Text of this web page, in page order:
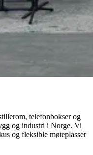
telefonbokser og
og industri i Norge. Vi
og fleksible møteplasser